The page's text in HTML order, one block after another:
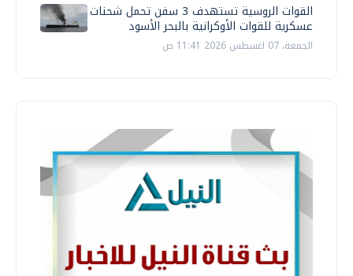
القوات الروسية تستهدف 3 سفن تحمل شحنات
عسكرية للقوات الأوكرانية بالبحر الأسود
الجمعة، 07 اغسطس 2026 11:41 ص